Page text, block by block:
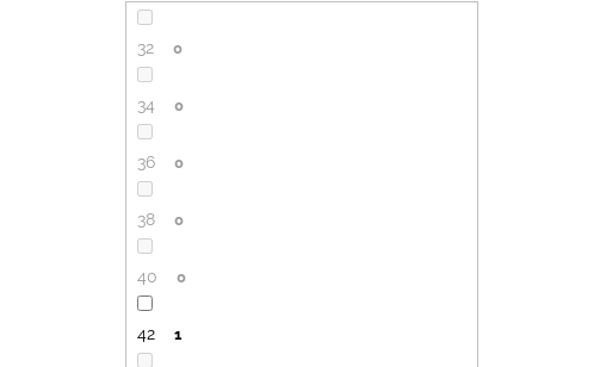
32 0
34 0
36 0
38 0
40 0
42 1